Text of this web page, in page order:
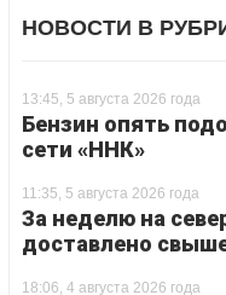
НОВОСТИ В
13:45, 5 августа 2026 года
Бензин опять
сети «ННК»
11:35, 5 августа 2026 года
За неделю на
доставлено
18:06, 4 августа 2026 года